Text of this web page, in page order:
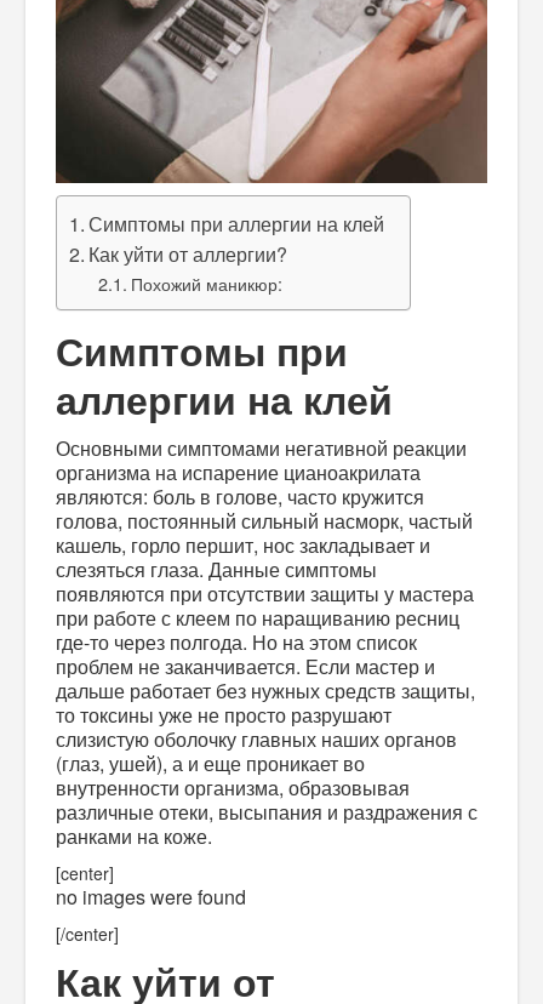
Симптомы при аллергии на клей
Как уйти от аллергии?
Похожий маникюр:
Симптомы при
аллергии на клей
Основными симптомами негативной реакции
организма на испарение цианоакрилата
являются: боль в голове, часто кружится
голова, постоянный сильный насморк, частый
кашель, горло першит, нос закладывает и
слезяться глаза. Данные симптомы
появляются при отсутствии защиты у мастера
при работе с клеем по наращиванию ресниц
где-то через полгода. Но на этом список
проблем не заканчивается. Если мастер и
дальше работает без нужных средств защиты,
то токсины уже не просто разрушают
слизистую оболочку главных наших органов
(глаз, ушей), а и еще проникает во
внутренности организма, образовывая
различные отеки, высыпания и раздражения с
ранками на коже.
[center]
no images were found
[/center]
Как уйти от